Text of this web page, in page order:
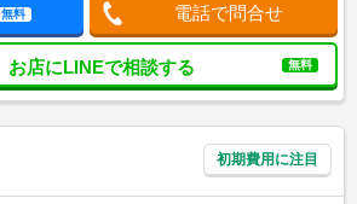
無料 電話で問合せ
お店にLINEで相談する 無料
初期費用に注目